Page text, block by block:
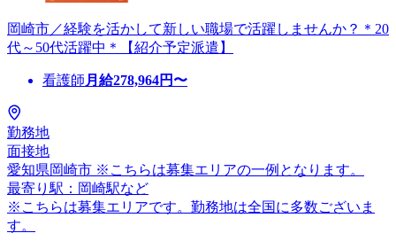
岡崎市／経験を活かして新しい職場で活躍しませんか？＊20
代～50代活躍中＊【紹介予定派遣】
看護師 月給278,964円〜
勤務地
面接地
愛知県岡崎市 ※こちらは募集エリアの一例となります。
最寄り駅：岡崎駅など
※こちらは募集エリアです。勤務地は全国に多数ございま
す。